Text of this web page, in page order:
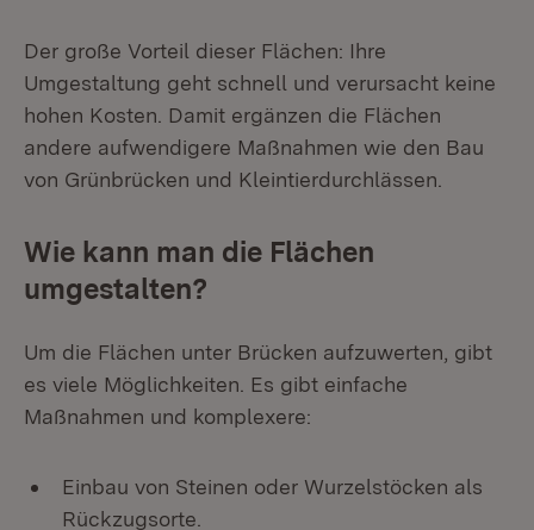
Der große Vorteil dieser Flächen: Ihre
Umgestaltung geht schnell und verursacht keine
hohen Kosten. Damit ergänzen die Flächen
andere aufwendigere Maßnahmen wie den Bau
von Grünbrücken und Kleintierdurchlässen.
Wie kann man die Flächen
umgestalten?
Um die Flächen unter Brücken aufzuwerten, gibt
es viele Möglichkeiten. Es gibt einfache
Maßnahmen und komplexere:
Einbau von Steinen oder Wurzelstöcken als
Rückzugsorte.